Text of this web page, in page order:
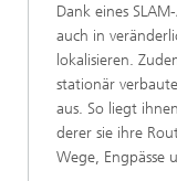
Dank eines
auch in
lokalisieren.
stationär
aus. So liegt
derer sie ihre
Wege, Engpässe